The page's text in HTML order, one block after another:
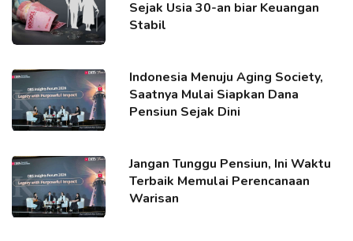
Sejak Usia 30-an biar Keuangan
Stabil
Indonesia Menuju Aging Society,
Saatnya Mulai Siapkan Dana
Pensiun Sejak Dini
Jangan Tunggu Pensiun, Ini Waktu
Terbaik Memulai Perencanaan
Warisan